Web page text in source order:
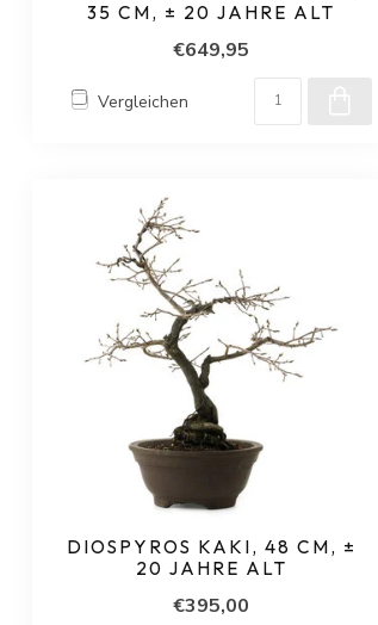
35 CM, ± 20 JAHRE ALT
€649,95
Vergleichen
DIOSPYROS KAKI, 48 CM, ±
20 JAHRE ALT
€395,00